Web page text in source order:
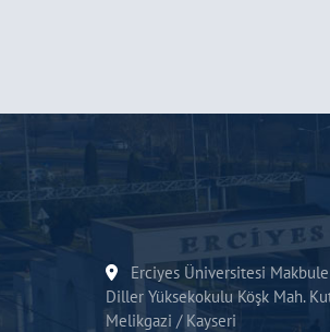
Erciyes Üniversitesi Makbule
Diller Yüksekokulu Köşk Mah.
Melikgazi / Kayseri